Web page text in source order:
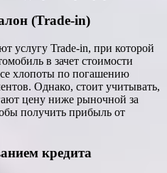
(Trade-in)
услугу Trade-in, при которой
в зачет стоимости
хлопоты по погашению
Однако, стоит учитывать,
цену ниже рыночной за
получить прибыль от
кредита